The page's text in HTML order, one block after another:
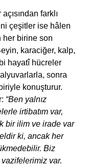
farklı
çeşitler ise hâlen
her birine son
karaciğer, kalp,
hayatî hücreler
sonra
konuşturur.
“Ben yalnız
irtibatım var,
bir ilim ve irade var
ki, ancak her
Biz
var.